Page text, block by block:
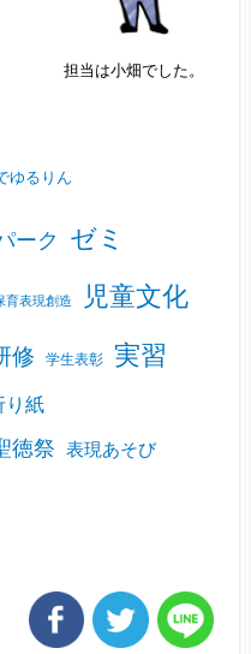
担当は小畑でした。
ゆるりん
ーク ゼミ
育表現創造 児童文化
修 学生表彰 実習
り紙
徳祭 表現あそび